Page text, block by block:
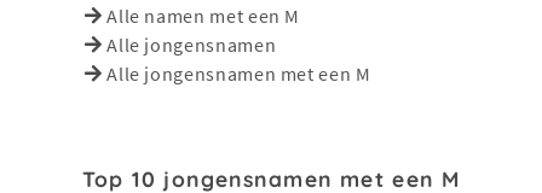
Alle namen met een M
Alle jongensnamen
Alle jongensnamen met een M
Top 10 jongensnamen met een M